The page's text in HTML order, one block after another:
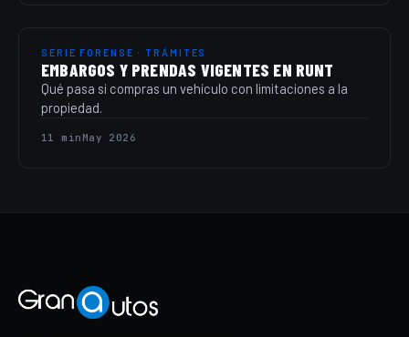
SERIE FORENSE · TRÁMITES
EMBARGOS Y PRENDAS VIGENTES EN RUNT
Qué pasa si compras un vehículo con limitaciones a la
propiedad.
11 min May 2026